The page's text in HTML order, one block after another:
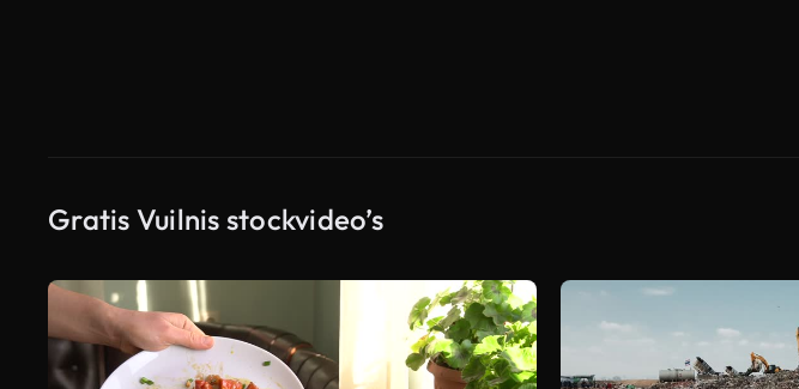
Gratis Vuilnis stockvideo’s